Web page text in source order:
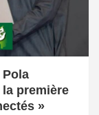
première
»